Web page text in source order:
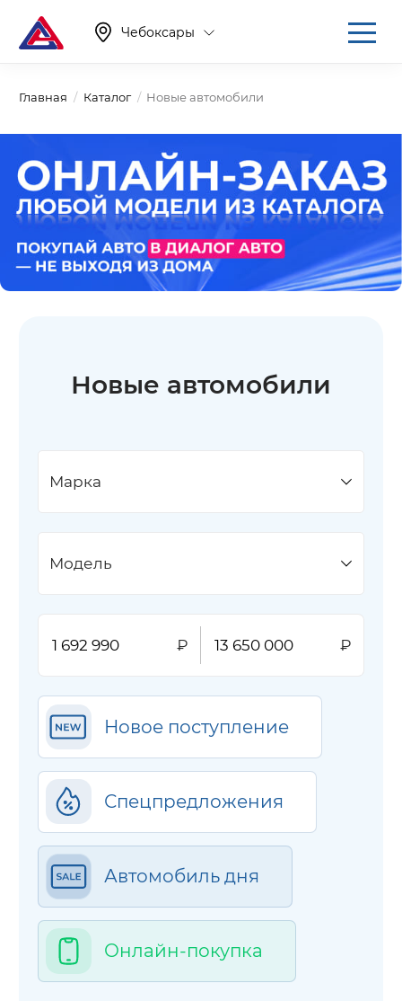
Чебоксары
Главная Каталог Новые автомобили
Новые автомобили
Марка
Модель
Новое поступление
Спецпредложения
Автомобиль дня
Онлайн-покупка